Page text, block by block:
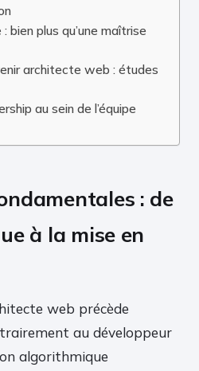
bien plus qu’une maîtrise
architecte web : études
au sein de l’équipe
: de
à la mise en
web précède
au développeur
algorithmique